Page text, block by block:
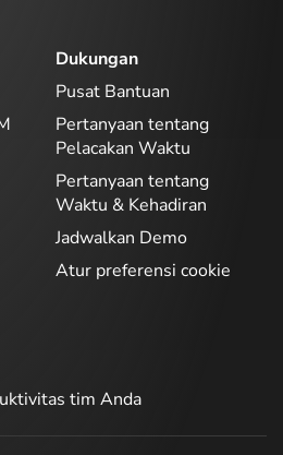
Dukungan
Pusat Bantuan
Pertanyaan tentang
Pelacakan Waktu
Pertanyaan tentang
Waktu & Kehadiran
Jadwalkan Demo
Atur preferensi cookie
tim Anda